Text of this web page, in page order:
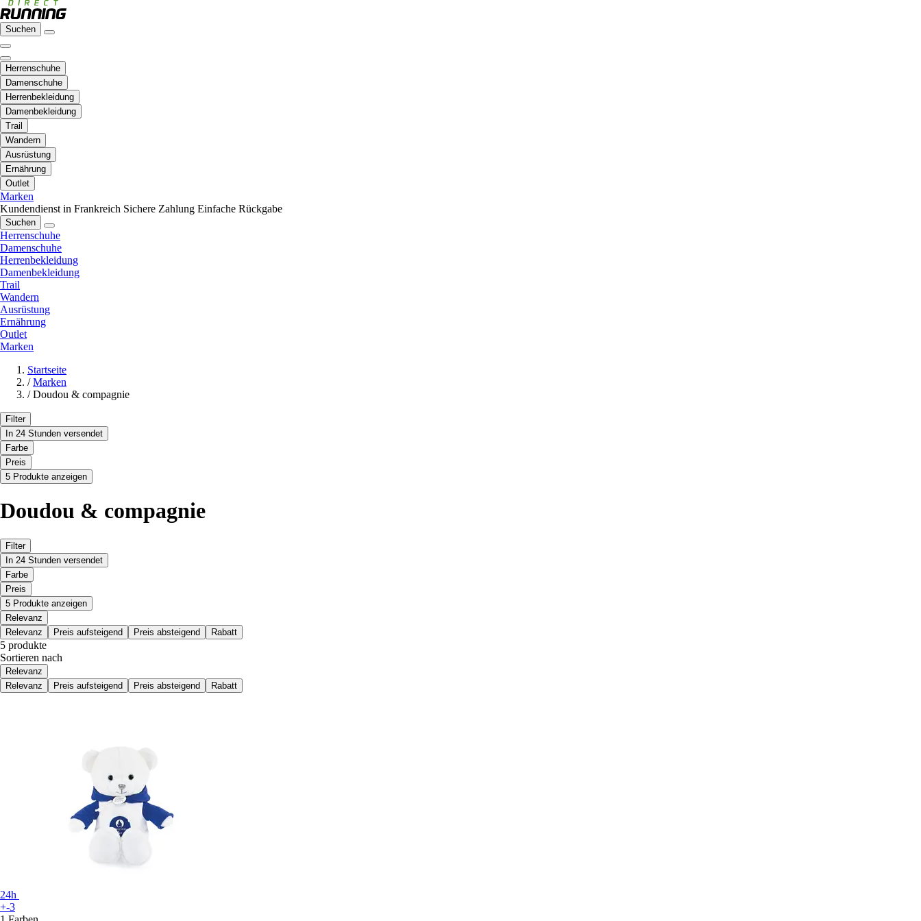
Suchen
Herrenschuhe
Damenschuhe
Herrenbekleidung
Damenbekleidung
Trail
Wandern
Ausrüstung
Ernährung
Outlet
Marken
Kundendienst in Frankreich Sichere Zahlung Einfache Rückgabe
Suchen
Herrenschuhe
Damenschuhe
Herrenbekleidung
Damenbekleidung
Trail
Wandern
Ausrüstung
Ernährung
Outlet
Marken
Startseite
/ Marken
/ Doudou & compagnie
Filter
In 24 Stunden versendet
Farbe
Preis
5 Produkte anzeigen
Doudou & compagnie
Filter
In 24 Stunden versendet
Farbe
Preis
5 Produkte anzeigen
Relevanz
Relevanz
Preis aufsteigend Preis absteigend Rabatt
5 produkte
Sortieren nach
Relevanz
Relevanz
Preis aufsteigend Preis absteigend Rabatt
24h
+-3